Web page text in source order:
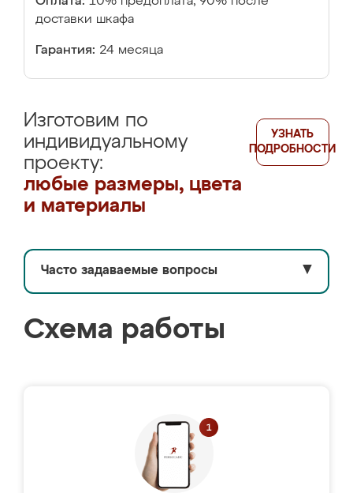
доставки шкафа
Гарантия: 24 месяца
Изготовим по
индивидуальному
проекту:
любые размеры, цвета
и материалы
УЗНАТЬ
ПОДРОБНОСТИ
Часто задаваемые вопросы ▼
Схема работы